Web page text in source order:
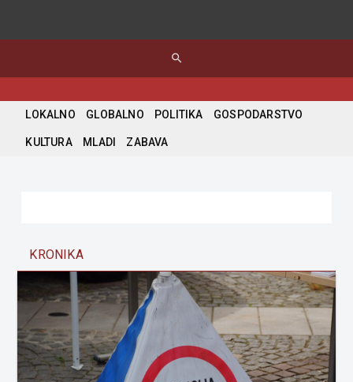
search
LOKALNO GLOBALNO POLITIKA GOSPODARSTVO
KULTURA MLADI ZABAVA
KRONIKA